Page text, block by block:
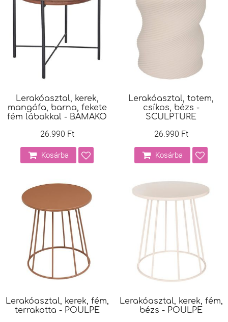
Lerakóasztal, kerek,
mangófa, barna, fekete
fém lábakkal - BAMAKO
26.990 Ft
Kosárba
Lerakóasztal, totem,
csíkos, bézs -
SCULPTURE
26.990 Ft
Kosárba
Lerakóasztal, kerek, fém,
terrakotta - POULPE
Lerakóasztal, kerek, fém,
bézs - POULPE